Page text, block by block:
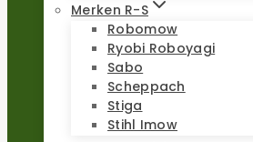
Merken R-S
Robomow
Ryobi Roboyagi
Sabo
Scheppach
Stiga
Stihl Imow